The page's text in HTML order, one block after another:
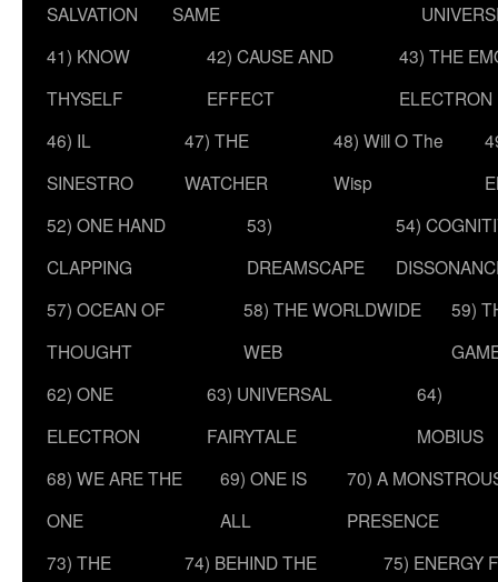
SALVATION
SAME
41) KNOW
THYSELF
42) CAUSE AND
EFFECT
43) THE
ELECTRON
46) IL
SINESTRO
47) THE
WATCHER
48) Will O The
Wisp
52) ONE HAND
CLAPPING
53)
DREAMSCAPE
54)
57) OCEAN OF
THOUGHT
58) THE WORLDWIDE
WEB
59)
62) ONE
ELECTRON
63) UNIVERSAL
FAIRYTALE
64)
MOBIUS
68) WE ARE THE
ONE
69) ONE IS
ALL
70) A
PRESENCE
73) THE
74) BEHIND THE
75) ENERGY